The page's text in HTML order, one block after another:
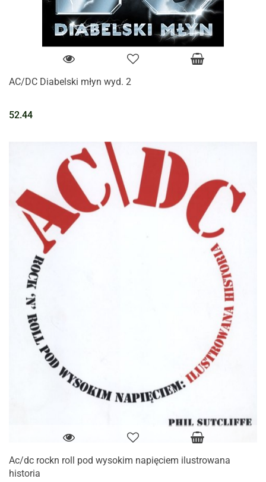
AC/DC Diabelski młyn wyd. 2
52.44
Ac/dc rockn roll pod wysokim napięciem ilustrowana
historia